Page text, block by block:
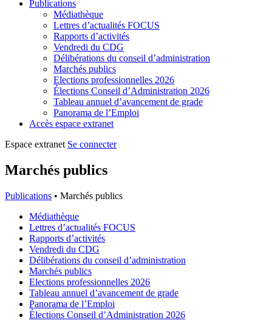
Publications
Médiathèque
Lettres d’actualités FOCUS
Rapports d’activités
Vendredi du CDG
Délibérations du conseil d’administration
Marchés publics
Elections professionnelles 2026
Élections Conseil d’Administration 2026
Tableau annuel d’avancement de grade
Panorama de l’Emploi
Accès espace extranet
Espace extranet Se connecter
Marchés publics
Publications • Marchés publics
Médiathèque
Lettres d’actualités FOCUS
Rapports d’activités
Vendredi du CDG
Délibérations du conseil d’administration
Marchés publics
Elections professionnelles 2026
Tableau annuel d’avancement de grade
Panorama de l’Emploi
Élections Conseil d’Administration 2026